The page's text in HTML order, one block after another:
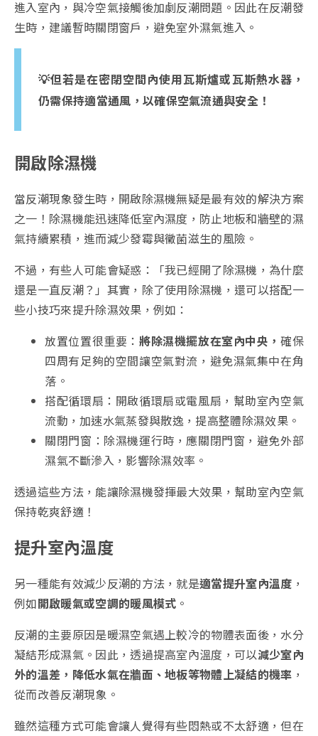
進入室內，與冷空氣接觸後加劇反潮問題。因此在反潮發
生時，建議暫時關閉窗戶，避免室外濕氣進入。
💡但若是在密閉空間內使用瓦斯爐或瓦斯熱水器，
仍需保持適當通風，以確保空氣流通與安全！
開啟除濕機
當反潮現象發生時，開啟除濕機無疑是最有效的解決方案
之一！除濕機能迅速降低室內濕度，防止地板和牆壁的濕
氣持續累積，進而減少發霉與黴菌滋生的風險。
不過，有些人可能會疑惑：「我已經開了除濕機，為什麼
還是一直反潮？」其實，除了使用除濕機，還可以搭配一
些小技巧來提升除濕效果，例如：
放置位置很重要： 將除濕機擺放在室內中央，確保
四周有足夠的空間讓空氣對流，避免濕氣集中在角
落。
搭配循環扇：開啟循環扇或電風扇，幫助室內空氣
流動，加速水氣蒸發與散逸，提高整體除濕效果。
關閉門窗：除濕機運行時，應關閉門窗，避免外部
濕氣不斷滲入，影響除濕效率。
透過這些方法，能讓除濕機發揮最大效果，幫助室內空氣
保持乾爽舒適！
提升室內溫度
另一種能有效減少反潮的方法，就是適當提升室內溫度 ，
例如開啟暖氣或空調的暖風模式 。
反潮的主要原因是暖濕空氣遇上較冷的物體表面後，水分
凝結形成濕氣。因此，透過提高室內溫度，可以減少室內
外的溫差，降低水氣在牆面、地板等物體上凝結的機率 ，
從而改善反潮現象。
雖然這種方式可能會讓人覺得有些悶熱或不太舒適，但在